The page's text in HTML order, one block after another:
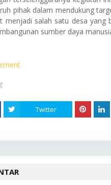
pihak dalam mendukung
menjadi salah satu desa
sumber daya
Twitter